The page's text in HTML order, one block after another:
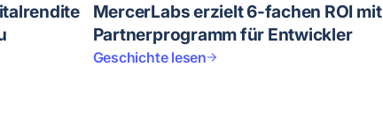
MercerLabs erzielt 6-fachen ROI mit
Partnerprogramm für Entwickler
Geschichte lesen